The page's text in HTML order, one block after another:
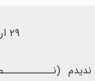
٢٩ اردیبهشت ١٤٠٥